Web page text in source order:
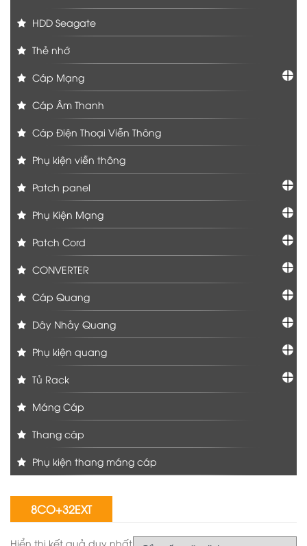
HDD Seagate
Thẻ nhớ
Cáp Mạng
Cáp Âm Thanh
Cáp Điện Thoại Viễn Thông
Phụ kiện viễn thông
Patch panel
Phụ Kiện Mạng
Patch Cord
CONVERTER
Cáp Quang
Dây Nhảy Quang
Phụ kiện quang
Tủ Rack
Máng Cáp
Thang cáp
Phụ kiện thang máng cáp
8CO+32EXT
Hiển thị kết quả duy nhất